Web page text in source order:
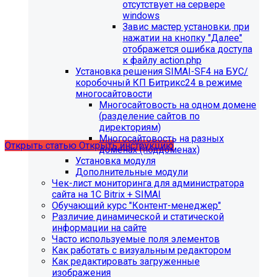
будет ограничена поддержка продуктов на
PHP версии ниже 8.2.Рекомендуемая версия PHP - 8.4
будет ограничена поддержка продуктов на
MySql версии ниже 8.0.0.Рекомендуемая версия MySql
Открыть статью Открыть инструкцию
отсутствует на сервере
windows
Завис мастер установки, при
нажатии на кнопку "Далее"
отображется ошибка доступа
к файлу action.php
Установка решения SIMAI-SF4 на БУС/
коробочный КП Битрикс24 в режиме
многосайтовости
Многосайтовость на одном домене
(разделение сайтов по
директориям)
Многосайтовость на разных
доменах (поддоменах)
Установка модуля
Дополнительные модули
Чек-лист мониторинга для администратора
сайта на 1С Bitrix + SIMAI
Обучающий курс "Контент-менеджер"
Различие динамической и статической
информации на сайте
Часто используемые поля элементов
Как работать с визуальным редактором
Как редактировать загруженные
изображения